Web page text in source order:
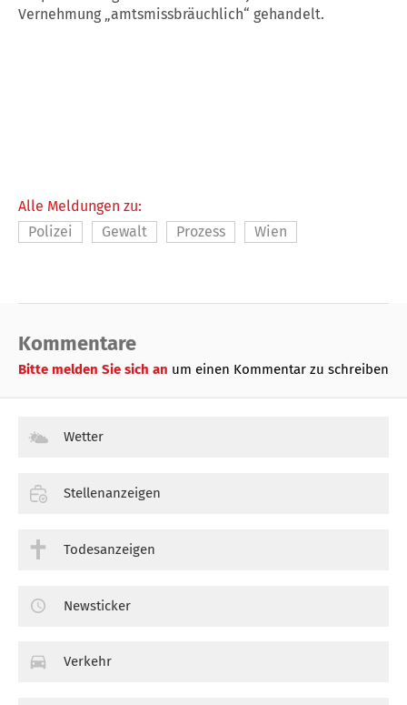
Vernehmung „amtsmissbräuchlich“ gehandelt.
Alle Meldungen zu:
Polizei
Gewalt Prozess Wien
Kommentare
Bitte melden Sie sich an um einen Kommentar zu schreiben
Wetter
Stellenanzeigen
Todesanzeigen
Newsticker
Verkehr